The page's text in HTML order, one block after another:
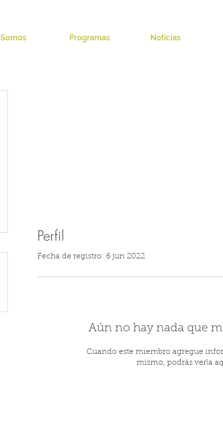
Somos Programas Noticias
Perfil
Fecha de registro: 6 jun 2022
Aún no hay nada que
Cuando este miembro agregue
mismo, podrás verla